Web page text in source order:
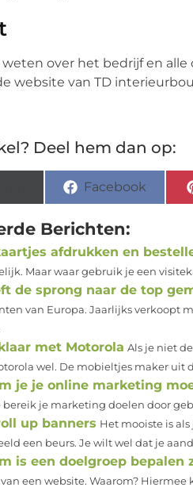
over het bedrijf en
website van TD
Deel hem dan op:
Facebook
Berichten:
afdrukken en
Maar waar gebruik je een
de sprong naar de top
van Europa. Jaarlijks verkoopt
met Motorola Als je niet
wel. De mobieltjes maker uit
je je online marketing
bereik je marketing doelen door
up banners Het mooiste is
een beurs. Je wilt wel dat je
is een doelgroep bepalen
een website. Waarom?